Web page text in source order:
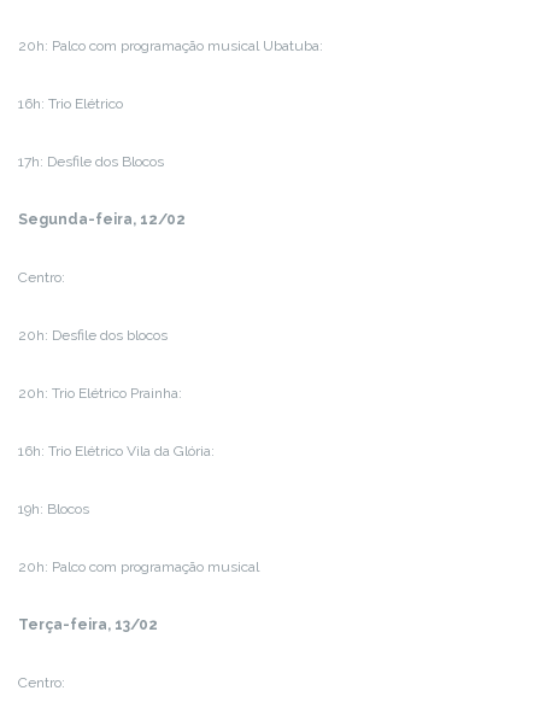
20h: Palco com programação musical Ubatuba:
16h: Trio Elétrico
17h: Desfile dos Blocos
Segunda-feira, 12/02
Centro:
20h: Desfile dos blocos
20h: Trio Elétrico Prainha:
16h: Trio Elétrico Vila da Glória:
19h: Blocos
20h: Palco com programação musical
Terça-feira, 13/02
Centro: